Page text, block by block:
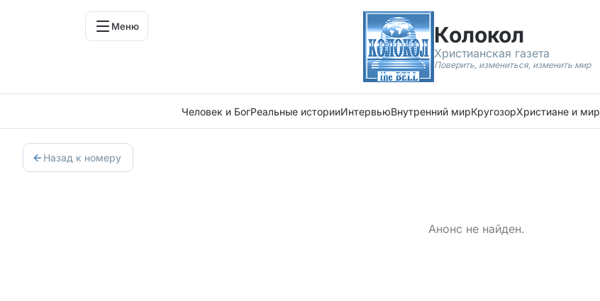
Меню Колокол
Христианская газета
Поверить, измениться, изменить мир
Человек и БогРеальные историиИнтервьюВнутренний мирКругозорХристиане и мир
Назад к номеру
Анонс не найден.